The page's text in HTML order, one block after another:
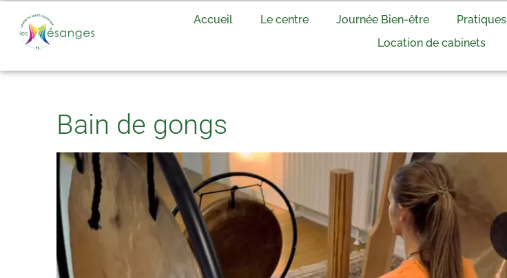
Accueil Le centre Journée Bien-être Pratiques
Location de cabinets
Bain de gongs